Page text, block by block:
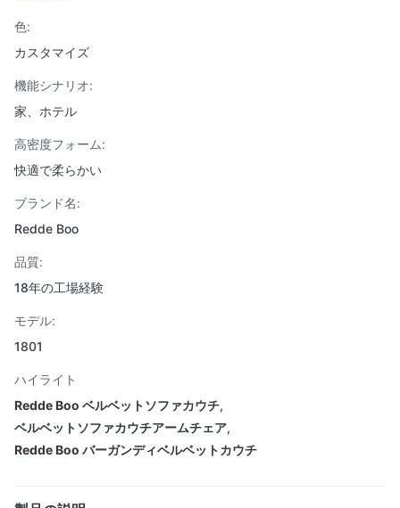
色:
カスタマイズ
機能シナリオ:
家、ホテル
高密度フォーム:
快適で柔らかい
ブランド名:
Redde Boo
品質:
18年の工場経験
モデル:
1801
ハイライト
Redde Boo ベルベットソファカウチ,
ベルベットソファカウチアームチェア,
Redde Boo バーガンディベルベットカウチ